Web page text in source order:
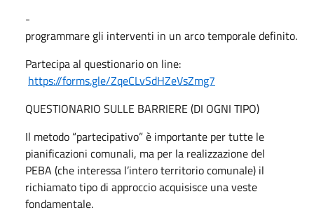
-
programmare gli interventi in un arco temporale definito.
Partecipa al questionario on line:
https://forms.gle/ZqeCLvSdHZeVsZmg7
QUESTIONARIO SULLE BARRIERE (DI OGNI TIPO)
Il metodo “partecipativo” è importante per tutte le
pianificazioni comunali, ma per la realizzazione del
PEBA (che interessa l’intero territorio comunale) il
richiamato tipo di approccio acquisisce una veste
fondamentale.